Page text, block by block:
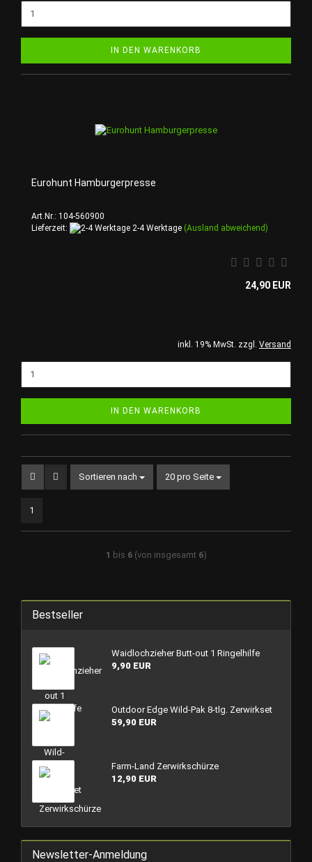
IN DEN WARENKORB
Eurohunt Hamburgerpresse
Art.Nr.: 104-560900
Lieferzeit:
2-4 Werktage (Ausland abweichend)
24,90 EUR
inkl. 19% MwSt. zzgl. Versand
IN DEN WARENKORB
Sortieren nach
Sortieren nach 20 pro Seite
pro Seite
1
1 bis 6(von insgesamt 6)
Bestseller
Waidlochzieher Butt-out 1 Ringelhilfe
9,90 EUR
Outdoor Edge Wild-Pak 8-tlg. Zerwirkset
59,90 EUR
Farm-Land Zerwirkschürze
12,90 EUR
Newsletter-Anmeldung